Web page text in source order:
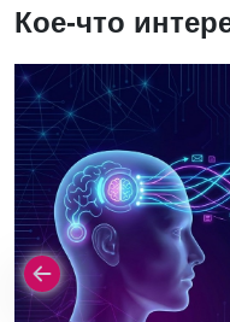
Кое-что